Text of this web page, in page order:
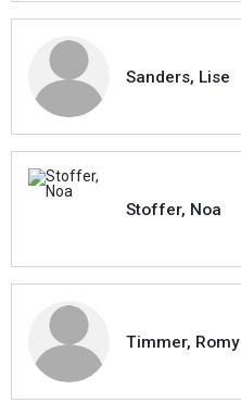
Sanders, Lise
Stoffer, Noa
Timmer, Romy